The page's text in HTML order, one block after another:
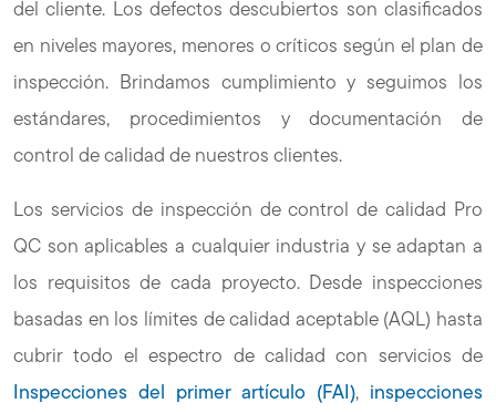
del cliente. Los defectos descubiertos son clasificados
en niveles mayores, menores o críticos según el plan de
inspección. Brindamos cumplimiento y seguimos los
estándares, procedimientos y documentación de
control de calidad de nuestros clientes.
Los servicios de inspección de control de calidad Pro
QC son aplicables a cualquier industria y se adaptan a
los requisitos de cada proyecto. Desde inspecciones
basadas en los límites de calidad aceptable (AQL) hasta
cubrir todo el espectro de calidad con servicios de
Inspecciones del primer artículo (FAI), inspecciones